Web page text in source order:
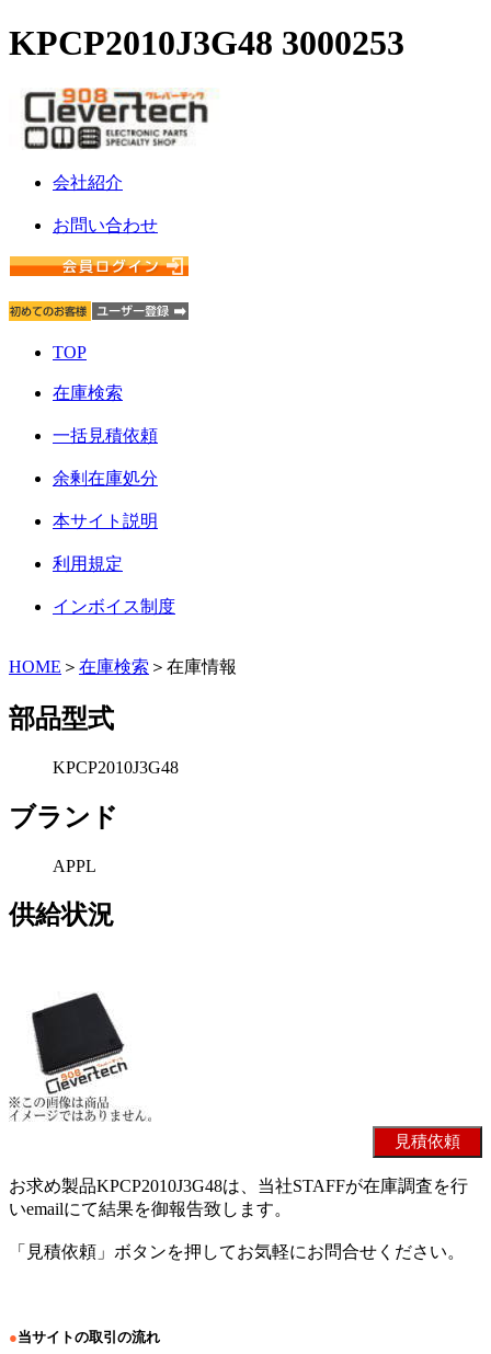
KPCP2010J3G48 3000253
会社紹介
お問い合わせ
TOP
在庫検索
一括見積依頼
余剰在庫処分
本サイト説明
利用規定
インボイス制度
HOME ＞ 在庫検索 ＞在庫情報
部品型式
KPCP2010J3G48
ブランド
APPL
供給状況
お求め製品KPCP2010J3G48は、当社STAFFが在庫調査を行
いemailにて結果を御報告致します。
「見積依頼」ボタンを押してお気軽にお問合せください。
●当サイトの取引の流れ